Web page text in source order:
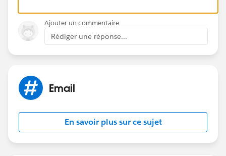
Ajouter un commentaire
Rédiger une réponse...
Email
En savoir plus sur ce sujet